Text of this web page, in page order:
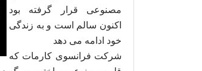
مصنوعی قرار گرفته بود
اکنون سالم است و به زندگی
خود ادامه می دهد
شرکت فرانسوی کارمات که